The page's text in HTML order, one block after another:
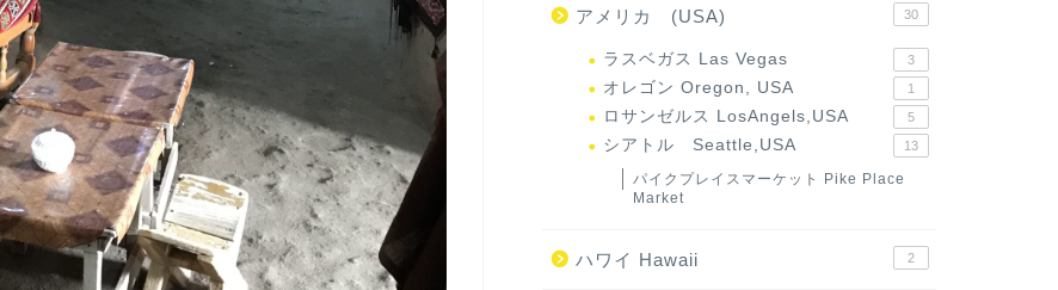
アメリカ (USA) 30
ラスベガス Las Vegas 3
オレゴン Oregon, USA 1
ロサンゼルス LosAngels,USA 5
シアトル Seattle,USA 13
パイクプレイスマーケット Pike Place
Market
ハワイ Hawaii 2